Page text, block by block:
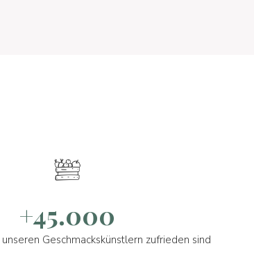
+45.000
Geschmackskünstlern zufrieden sind